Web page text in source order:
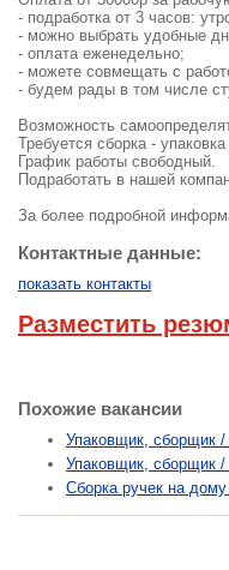
- подработка от 3 часов:
- можно выбрать удобные
- оплата еженедельно;
- можете совмещать с
- будем рады в том числе
Возможность
Требуется сборка -
График работы свободный.
Подработать в нашей
За более подробной
Контактные данные:
показать контакты
Разместить
Похожие вакансии
Упаковщик, сборщик /
Упаковщик, сборщик /
Сборка ручек на